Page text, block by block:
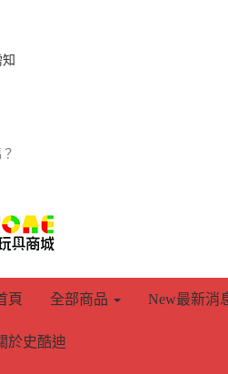
頁 全部商品 New最新消
於史酷迪